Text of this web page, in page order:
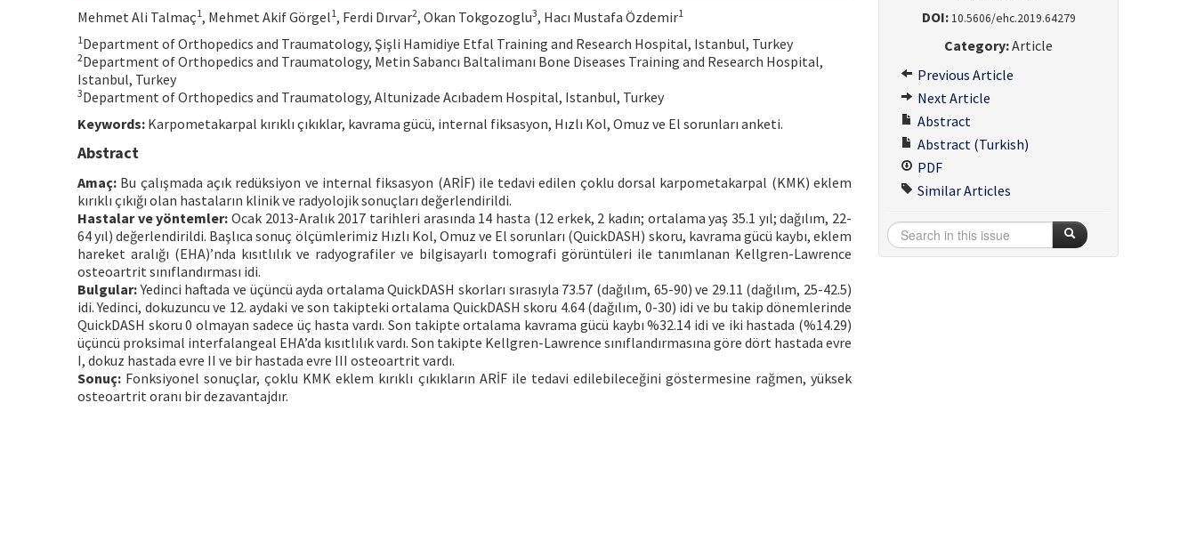
Mehmet Ali Talmaç1, Mehmet Akif Görgel1, Ferdi Dırvar2, Okan Tokgozoglu3, Hacı Mustafa Özdemir1
1Department of Orthopedics and Traumatology, Şişli Hamidiye Etfal Training and Research Hospital, Istanbul, Turkey
2Department of Orthopedics and Traumatology, Metin Sabancı Baltalimanı Bone Diseases Training and Research Hospital,
Istanbul, Turkey
3Department of Orthopedics and Traumatology, Altunizade Acıbadem Hospital, Istanbul, Turkey
Keywords: Karpometakarpal kırıklı çıkıklar, kavrama gücü, internal fiksasyon, Hızlı Kol, Omuz ve El sorunları anketi.
Abstract
Amaç: Bu çalışmada açık redüksiyon ve internal fiksasyon (ARİF) ile tedavi edilen çoklu dorsal karpometakarpal (KMK) eklem
kırıklı çıkığı olan hastaların klinik ve radyolojik sonuçları değerlendirildi.
Hastalar ve yöntemler: Ocak 2013-Aralık 2017 tarihleri arasında 14 hasta (12 erkek, 2 kadın; ortalama yaş 35.1 yıl; dağılım, 22-
64 yıl) değerlendirildi. Başlıca sonuç ölçümlerimiz Hızlı Kol, Omuz ve El sorunları (QuickDASH) skoru, kavrama gücü kaybı, eklem
hareket aralığı (EHA)’nda kısıtlılık ve radyografiler ve bilgisayarlı tomografi görüntüleri ile tanımlanan Kellgren-Lawrence
osteoartrit sınıflandırması idi.
Bulgular:Yedinci haftada ve üçüncü ayda ortalama QuickDASH skorları sırasıyla 73.57 (dağılım, 65-90) ve 29.11 (dağılım, 25-42.5)
idi. Yedinci, dokuzuncu ve 12. aydaki ve son takipteki ortalama QuickDASH skoru 4.64 (dağılım, 0-30) idi ve bu takip dönemlerinde
QuickDASH skoru 0 olmayan sadece üç hasta vardı. Son takipte ortalama kavrama gücü kaybı %32.14 idi ve iki hastada (%14.29)
üçüncü proksimal interfalangeal EHA’da kısıtlılık vardı. Son takipte Kellgren-Lawrence sınıflandırmasına göre dört hastada evre
I, dokuz hastada evre II ve bir hastada evre III osteoartrit vardı.
Sonuç: Fonksiyonel sonuçlar, çoklu KMK eklem kırıklı çıkıkların ARİF ile tedavi edilebileceğini göstermesine rağmen, yüksek
osteoartrit oranı bir dezavantajdır.
DOI: 10.5606/ehc.2019.64279
Category:Article
Previous Article
Next Article
Abstract
Abstract (Turkish)
PDF
Similar Articles